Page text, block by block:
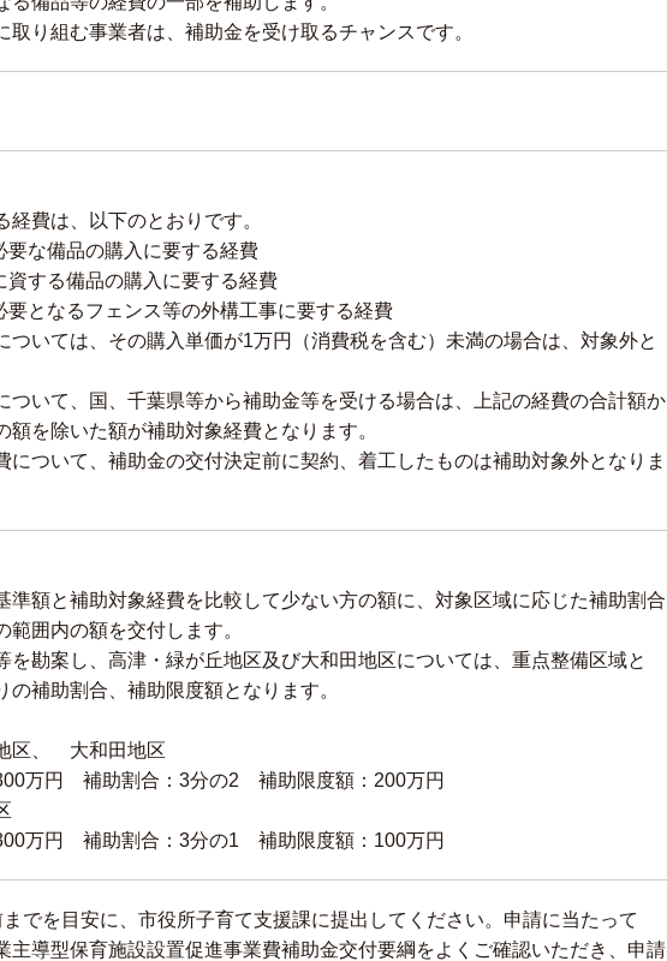
取り組む事業者は、補助金を受け取るチャンスです。
経費は、以下のとおりです。
な備品の購入に要する経費
する備品の購入に要する経費
となるフェンス等の外構工事に要する経費
いては、その購入単価が1万円（消費税を含む）未満の場合は、対象外と
いて、国、千葉県等から補助金等を受ける場合は、上記の経費の合計額か
額を除いた額が補助対象経費となります。
ついて、補助金の交付決定前に契約、着工したものは補助対象外となりま
準額と補助対象経費を比較して少ない方の額に、対象区域に応じた補助割合
範囲内の額を交付します。
を勘案し、高津・緑が丘地区及び大和田地区については、重点整備区域と
の補助割合、補助限度額となります。
区、 大和田地区
万円 補助割合：3分の2 補助限度額：200万円
万円 補助割合：3分の1 補助限度額：100万円
でを目安に、市役所子育て支援課に提出してください。申請に当たって
主導型保育施設設置促進事業費補助金交付要綱をよくご確認いただき、申請